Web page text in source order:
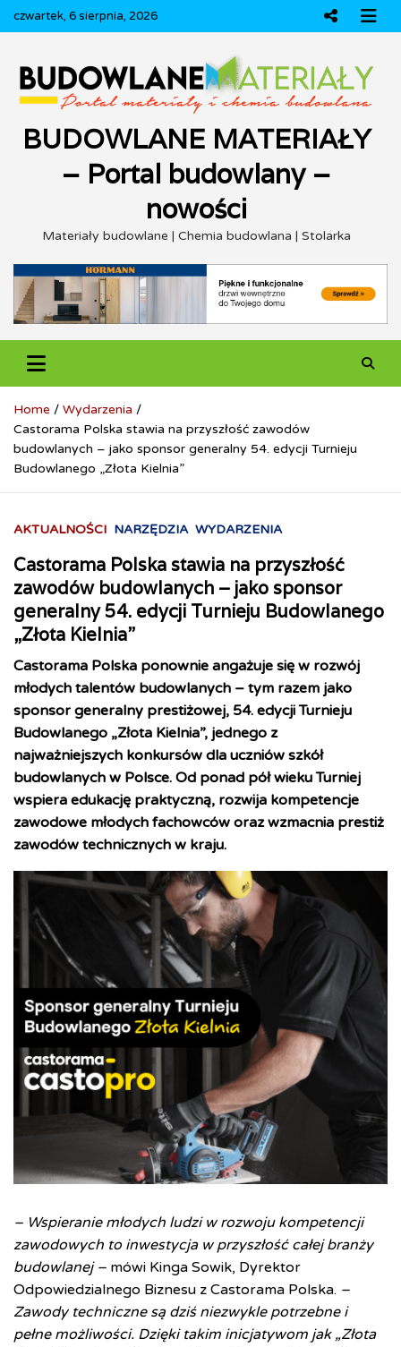
czwartek, 6 sierpnia, 2026
BUDOWLANE MATERIAŁY
– Portal budowlany –
nowości
Materiały budowlane | Chemia budowlana | Stolarka
Home
Wydarzenia
Castorama Polska stawia na przyszłość zawodów
budowlanych – jako sponsor generalny 54. edycji Turnieju
Budowlanego „Złota Kielnia”
AKTUALNOŚCI NARZĘDZIA WYDARZENIA
Castorama Polska stawia na przyszłość
zawodów budowlanych – jako sponsor
generalny 54. edycji Turnieju Budowlanego
„Złota Kielnia”
Castorama Polska ponownie angażuje się w rozwój
młodych talentów budowlanych – tym razem jako
sponsor generalny prestiżowej, 54. edycji Turnieju
Budowlanego „Złota Kielnia”, jednego z
najważniejszych konkursów dla uczniów szkół
budowlanych w Polsce. Od ponad pół wieku Turniej
wspiera edukację praktyczną, rozwija kompetencje
zawodowe młodych fachowców oraz wzmacnia prestiż
zawodów technicznych w kraju.
– Wspieranie młodych ludzi w rozwoju kompetencji
zawodowych to inwestycja w przyszłość całej branży
budowlanej – mówi Kinga Sowik, Dyrektor
Odpowiedzialnego Biznesu z Castorama Polska. –
Zawody techniczne są dziś niezwykle potrzebne i
pełne możliwości. Dzięki takim inicjatywom jak „Złota